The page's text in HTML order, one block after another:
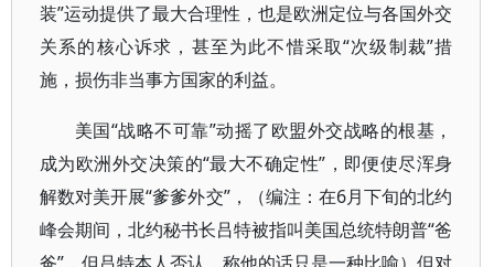
装”运动提供了最大合理性，也是欧洲定位与各国外交
关系的核心诉求，甚至为此不惜采取“次级制裁”措
施，损伤非当事方国家的利益。
美国“战略不可靠”动摇了欧盟外交战略的根基，
成为欧洲外交决策的“最大不确定性”，即便使尽浑身
解数对美开展“爹爹外交”，（编注：在6月下旬的北约
峰会期间，北约秘书长吕特被指叫美国总统特朗普“爸